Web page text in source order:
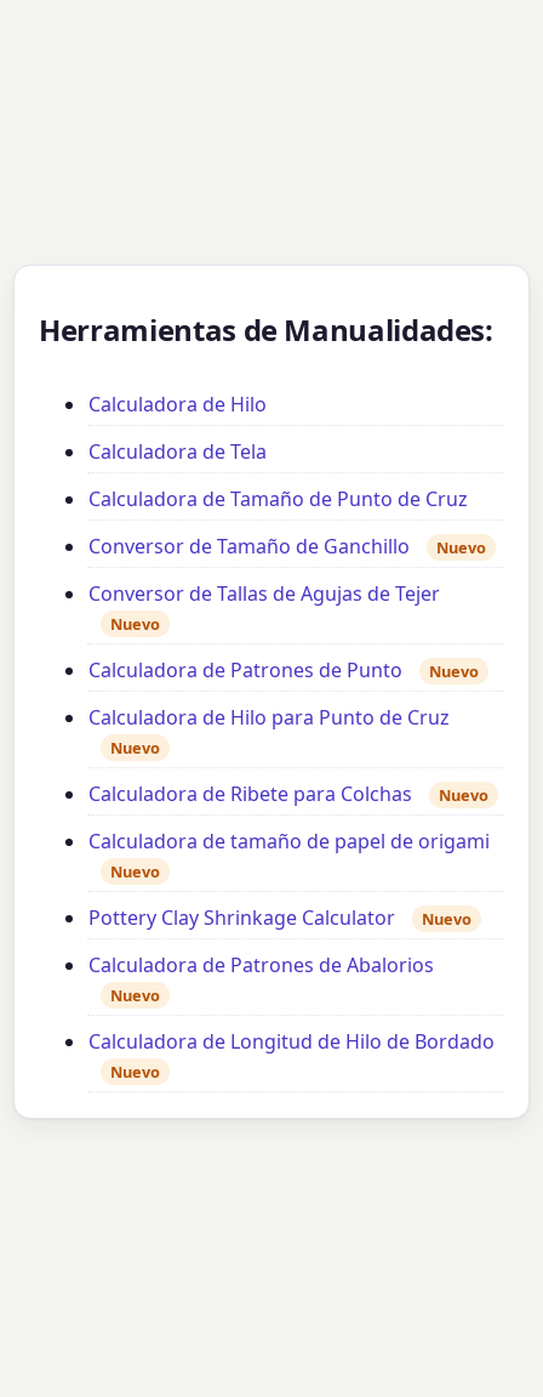
Herramientas de Manualidades:
Calculadora de Hilo
Calculadora de Tela
Calculadora de Tamaño de Punto de Cruz
Conversor de Tamaño de Ganchillo
Nuevo
Conversor de Tallas de Agujas de Tejer
Nuevo
Calculadora de Patrones de Punto Nuevo
Calculadora de Hilo para Punto de Cruz
Nuevo
Calculadora de Ribete para Colchas Nuevo
Calculadora de tamaño de papel de origami
Nuevo
Pottery Clay Shrinkage Calculator Nuevo
Calculadora de Patrones de Abalorios
Nuevo
Calculadora de Longitud de Hilo de Bordado
Nuevo